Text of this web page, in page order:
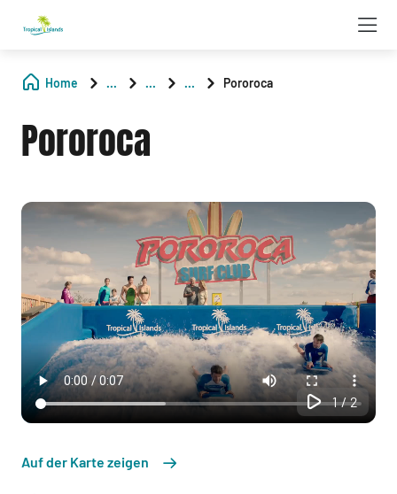
Home ... ... ... Pororoca
Pororoca
1/2
Auf der Karte zeigen